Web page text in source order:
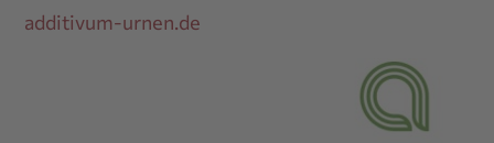
additivum-urnen.de